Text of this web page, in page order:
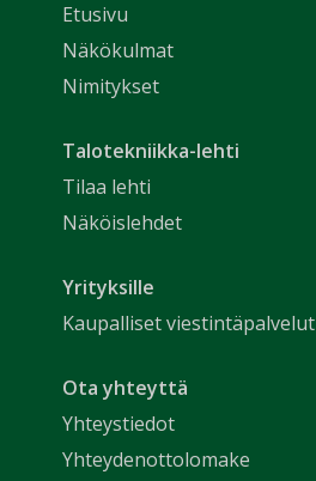
Etusivu
Näkökulmat
Nimitykset
Talotekniikka-lehti
Tilaa lehti
Näköislehdet
Yrityksille
Kaupalliset viestintäpalvelut
Ota yhteyttä
Yhteystiedot
Yhteydenottolomake